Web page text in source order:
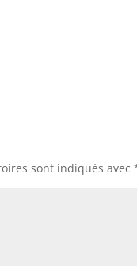
sont indiqués avec